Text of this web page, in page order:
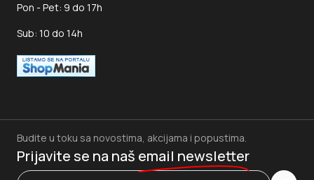
Pon - Pet: 9 do 17h
Sub: 10 do 14h
Budite u toku sa novostima, akcijama i popustima.
Prijavite se na naš email newsletter